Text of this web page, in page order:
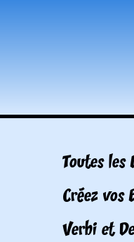
Toutes les
Créez vos
Verbi et